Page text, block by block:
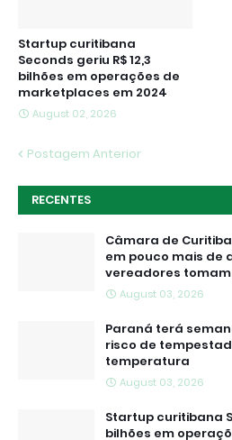
Startup curitibana
Seconds geriu R$ 12,3
bilhões em operações de
marketplaces em 2024
August 02, 2026
Postagem Anterior
RECENTES
Câmara de
em pouco mais de
vereadores tomam
August 03, 2026
Paraná terá
risco de
temperatura
August 03, 2026
Startup curitibana
bilhões em